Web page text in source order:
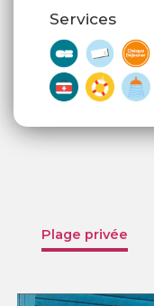
Services
Plage privée